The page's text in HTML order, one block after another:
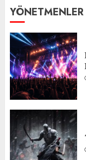
YÖNETMENLER